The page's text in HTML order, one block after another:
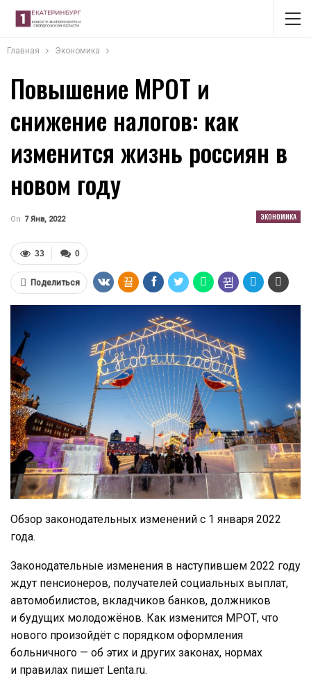
Главная Экономика
Повышение МРОТ и
снижение налогов: как
изменится жизнь россиян в
новом году
ЭКОНОМИКА
On 7 Янв, 2022
0
33
Поделиться
Обзор законодательных изменений с 1 января 2022
года.
Законодательные изменения в наступившем 2022 году
ждут пенсионеров, получателей социальных выплат,
автомобилистов, вкладчиков банков, должников
и будущих молодожёнов. Как изменится МРОТ, что
нового произойдёт с порядком оформления
больничного — об этих и других законах, нормах
и правилах пишет Lenta.ru.